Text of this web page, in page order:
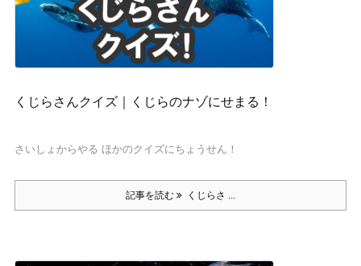
くじらさんクイズ｜くじらのナゾにせまる！
さいしょからやる ほかのクイズにちょうせん！
記事を読む くじらさ ...